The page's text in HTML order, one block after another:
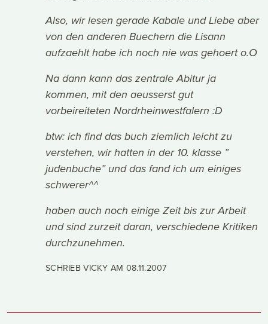
Also, wir lesen gerade Kabale und Liebe aber
von den anderen Buechern die Lisann
aufzaehlt habe ich noch nie was gehoert o.O
Na dann kann das zentrale Abitur ja
kommen, mit den aeusserst gut
vorbeireiteten Nordrheinwestfalern :D
btw: ich find das buch ziemlich leicht zu
verstehen, wir hatten in der 10. klasse ”
judenbuche” und das fand ich um einiges
schwerer^^
haben auch noch einige Zeit bis zur Arbeit
und sind zurzeit daran, verschiedene Kritiken
durchzunehmen.
SCHRIEB VICKY AM 08.11.2007